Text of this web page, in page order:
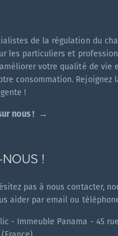
de la régulation du
les particuliers et
votre qualité de vie
consommation. Rejoignez
!
nous !
NOUS !
pas à nous contacter,
aider par email ou
- Immeuble Panama - 45